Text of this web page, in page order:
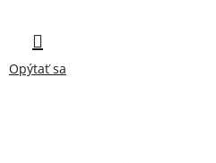
Opýtať sa